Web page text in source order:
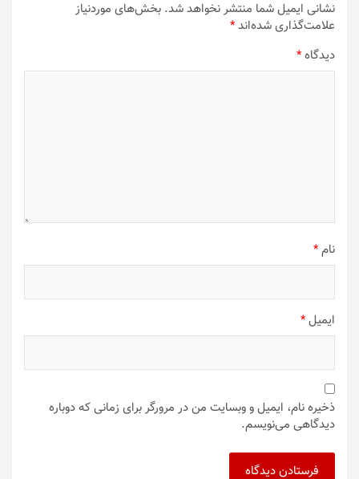
نشانی ایمیل شما منتشر نخواهد شد. بخش‌های موردنیاز
علامت‌گذاری شده‌اند*
دیدگاه*
نام*
ایمیل*
ذخیره نام، ایمیل و وبسایت من در مرورگر برای زمانی که دوباره
دیدگاهی می‌نویسم.